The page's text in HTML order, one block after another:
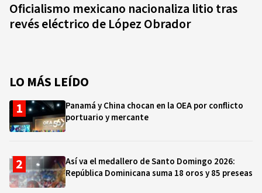
Oficialismo mexicano nacionaliza litio tras
revés eléctrico de López Obrador
LO MÁS LEÍDO
Panamá y China chocan en la OEA por conflicto
portuario y mercante
Así va el medallero de Santo Domingo 2026:
República Dominicana suma 18 oros y 85 preseas